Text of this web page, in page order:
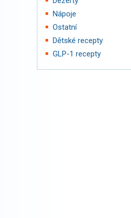
Nápoje
Ostatní
Dětské recepty
GLP-1 recepty